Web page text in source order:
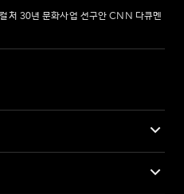
처 30년 문화사업 선구안 CNN 다큐멘